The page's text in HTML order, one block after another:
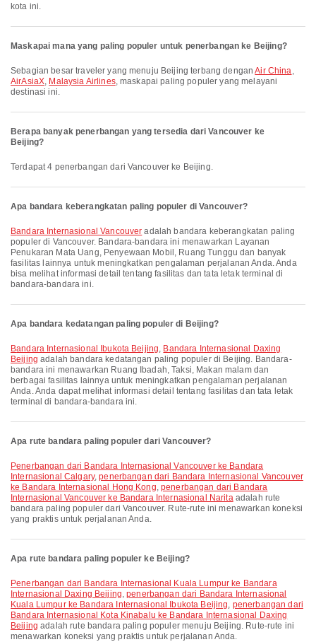
kota ini.
Maskapai mana yang paling populer untuk penerbangan ke Beijing?
Sebagian besar traveler yang menuju Beijing terbang denganAir China,
AirAsiaX, Malaysia Airlines, maskapai paling populer yang melayani
destinasi ini.
Berapa banyak penerbangan yang tersedia dari Vancouver ke
Beijing?
Terdapat 4 penerbangan dari Vancouver ke Beijing.
Apa bandara keberangkatan paling populer di Vancouver?
Bandara Internasional Vancouver adalah bandara keberangkatan paling
populer di Vancouver. Bandara-bandara ini menawarkan Layanan
Penukaran Mata Uang, Penyewaan Mobil, Ruang Tunggu dan banyak
fasilitas lainnya untuk meningkatkan pengalaman perjalanan Anda. Anda
bisa melihat informasi detail tentang fasilitas dan tata letak terminal di
bandara-bandara ini.
Apa bandara kedatangan paling populer di Beijing?
Bandara Internasional Ibukota Beijing, Bandara Internasional Daxing
Beijing adalah bandara kedatangan paling populer di Beijing. Bandara-
bandara ini menawarkan Ruang Ibadah, Taksi, Makan malam dan
berbagai fasilitas lainnya untuk meningkatkan pengalaman perjalanan
Anda. Anda dapat melihat informasi detail tentang fasilitas dan tata letak
terminal di bandara-bandara ini.
Apa rute bandara paling populer dari Vancouver?
penerbangan dari Bandara Internasional Vancouver ke Bandara
Internasional Calgary,penerbangan dari Bandara Internasional Vancouver
ke Bandara Internasional Hong Kong,penerbangan dari Bandara
Internasional Vancouver ke Bandara Internasional Naritaadalah rute
bandara paling populer dari Vancouver. Rute-rute ini menawarkan koneksi
yang praktis untuk perjalanan Anda.
Apa rute bandara paling populer ke Beijing?
penerbangan dari Bandara Internasional Kuala Lumpur ke Bandara
Internasional Daxing Beijing,penerbangan dari Bandara Internasional
Kuala Lumpur ke Bandara Internasional Ibukota Beijing, penerbangan dari
Bandara Internasional Kota Kinabalu ke Bandara Internasional Daxing
Beijing adalah rute bandara paling populer menuju Beijing. Rute-rute ini
menawarkan koneksi yang praktis untuk perjalanan Anda.